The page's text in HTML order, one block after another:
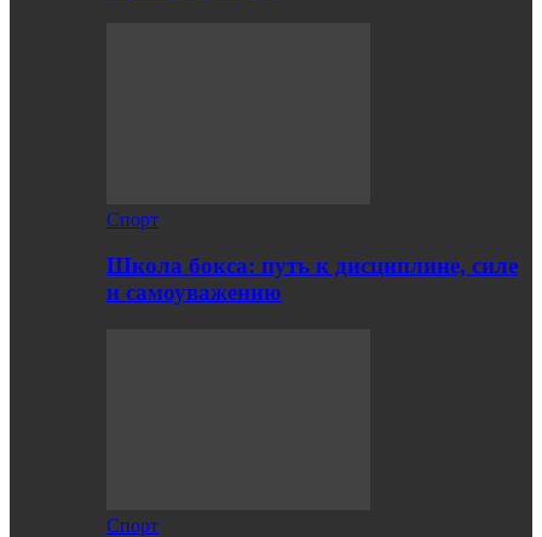
Спорт
Школа бокса: путь к дисциплине, силе
и самоуважению
Спорт